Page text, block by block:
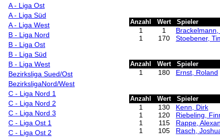
A - Liga Ost
A - Liga Süd
A - Liga West
B - Liga Nord
B - Liga Ost
B - Liga Süd
B - Liga West
Bezirksliga Sued/Ost
BezirksligaNord/West
C - Liga Nord 1
C - Liga Nord 2
C - Liga Nord 3
C - Liga Ost 1
C - Liga Ost 2
Anzahl Wert Spieler
1 1
Brackelmann,
1
170 Stoebener,
Anzahl Wert Spieler
1 180 Ernst, Roland
Anzahl Wert Spieler
1 130
Kenn, Dirk
1
120
Riebeling,
1
115
Rappe,
1
105 Rasch,